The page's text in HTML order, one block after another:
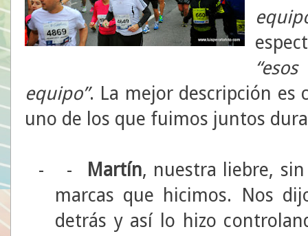
equipo”. La mejor descripción es
uno de los que fuimos juntos
- - Martín, nuestra liebre,
marcas que hicimos. Nos
detrás y así lo hizo